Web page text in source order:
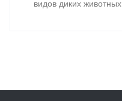
видов диких животных.